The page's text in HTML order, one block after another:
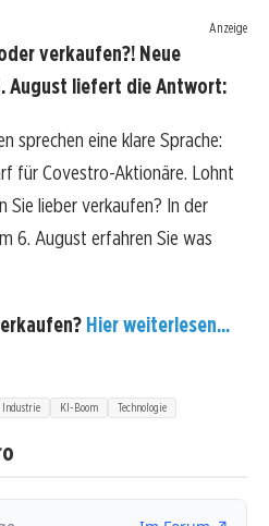
Anzeige
verkaufen?! Neue
August liefert die Antwort:
sprechen eine klare Sprache:
für Covestro-Aktionäre. Lohnt
Sie lieber verkaufen? In der
6. August erfahren Sie was
Hier weiterlesen...
Industrie KI-Boom Technologie